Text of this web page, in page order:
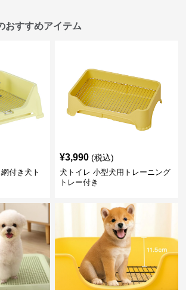
おすすめアイテム
付き犬ト
¥3,990 (税込)
犬トイレ 小型犬用トレーニング
トレー付き